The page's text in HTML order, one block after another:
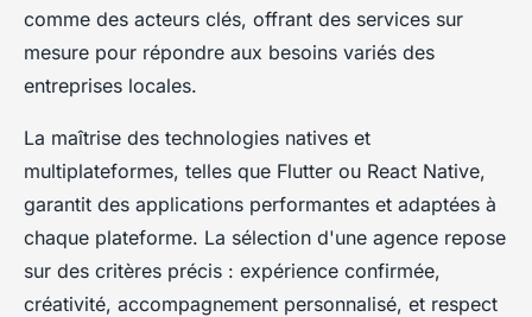
comme des acteurs clés, offrant des services sur
mesure pour répondre aux besoins variés des
entreprises locales.
La maîtrise des technologies natives et
multiplateformes, telles que Flutter ou React Native,
garantit des applications performantes et adaptées à
chaque plateforme. La sélection d'une agence repose
sur des critères précis : expérience confirmée,
créativité, accompagnement personnalisé, et respect